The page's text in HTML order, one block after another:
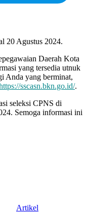
20 Agustus 2024.
Daerah Kota
yang tersedia utnuk
Anda yang berminat,
sscasn.bkn.go.id/.
seleksi CPNS di
Semoga informasi ini
Artikel